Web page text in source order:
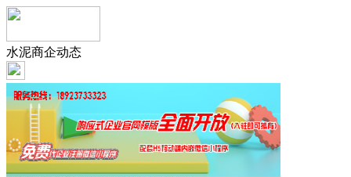
水泥商企动态